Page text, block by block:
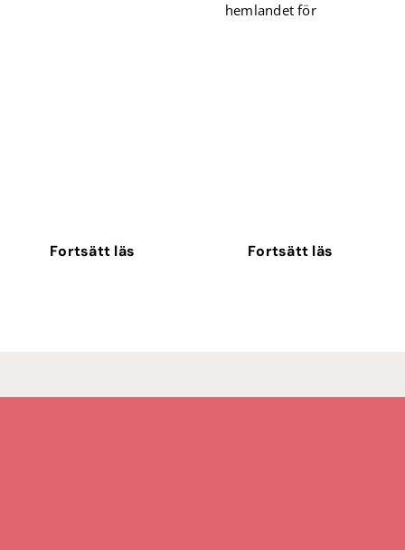
Fortsätt läs
hemlandet för
Fortsätt läs